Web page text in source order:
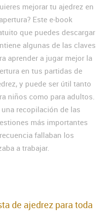
mejorar tu ajedrez en
Este e-book
que puedes descargar
algunas de las claves
aprender a jugar mejor la
en tus partidas de
y puede ser útil tanto
niños como para adultos.
una recopilación de las
más importantes
fallaban los
a trabajar.
de ajedrez para toda